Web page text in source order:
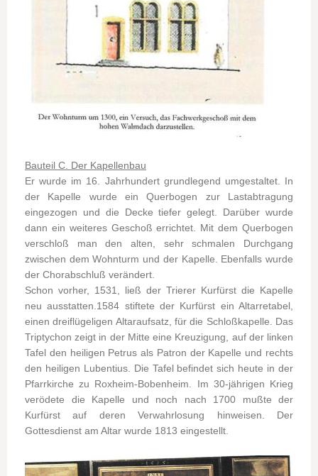
Bauteil C. Der Kapellenbau
Er wurde im 16. Jahrhundert grundlegend umgestaltet. In
der Kapelle wurde ein Querbogen zur Lastabtragung
eingezogen und die Decke tiefer gelegt. Darüber wurde
dann ein weiteres Geschoß errichtet. Mit dem Querbogen
verschloß man den alten, sehr schmalen Durchgang
zwischen dem Wohnturm und der Kapelle. Ebenfalls wurde
der Chorabschluß verändert.
Schon vorher, 1531, ließ der Trierer Kurfürst die Kapelle
neu ausstatten.1584 stiftete der Kurfürst ein Altarretabel,
einen dreiflügeligen Altaraufsatz, für die Schloßkapelle. Das
Triptychon zeigt in der Mitte eine Kreuzigung, auf der linken
Tafel den heiligen Petrus als Patron der Kapelle und rechts
den heiligen Lubentius. Die Tafel befindet sich heute in der
Pfarrkirche zu Roxheim-Bobenheim. Im 30-jährigen Krieg
verödete die Kapelle und noch nach 1700 mußte der
Kurfürst auf deren Verwahrlosung hinweisen. Der
Gottesdienst am Altar wurde 1813 eingestellt.